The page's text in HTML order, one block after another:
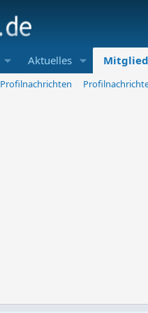
Aktuelles
Profilnachrichten